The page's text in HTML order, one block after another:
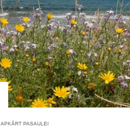
APKĀRT PASAULEI